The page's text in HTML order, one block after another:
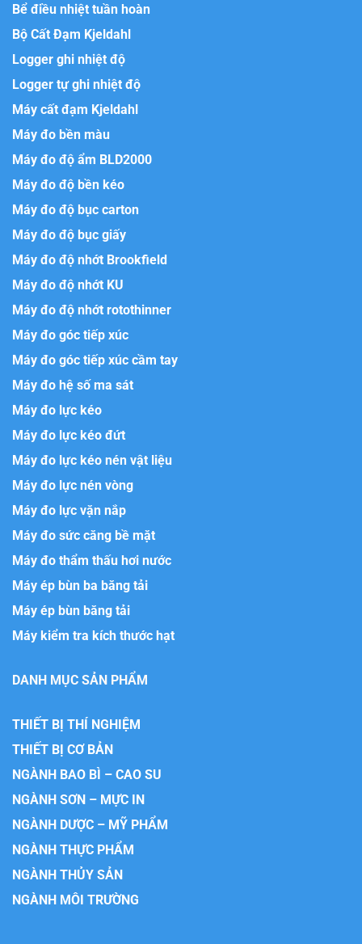
Bể điều nhiệt tuần hoàn
Bộ Cất Đạm Kjeldahl
Logger ghi nhiệt độ
Logger tự ghi nhiệt độ
Máy cất đạm Kjeldahl
Máy đo bền màu
Máy đo độ ẩm BLD2000
Máy đo độ bền kéo
Máy đo độ bục carton
Máy đo độ bục giấy
Máy đo độ nhớt Brookfield
Máy đo độ nhớt KU
Máy đo độ nhớt rotothinner
Máy đo góc tiếp xúc
Máy đo góc tiếp xúc cầm tay
Máy đo hệ số ma sát
Máy đo lực kéo
Máy đo lực kéo đứt
Máy đo lực kéo nén vật liệu
Máy đo lực nén vòng
Máy đo lực vặn nắp
Máy đo sức căng bề mặt
Máy đo thẩm thấu hơi nước
Máy ép bùn ba băng tải
Máy ép bùn băng tải
Máy kiểm tra kích thước hạt
DANH MỤC SẢN PHẨM
THIẾT BỊ THÍ NGHIỆM
THIẾT BỊ CƠ BẢN
NGÀNH BAO BÌ – CAO SU
NGÀNH SƠN – MỰC IN
NGÀNH DƯỢC – MỸ PHẨM
NGÀNH THỰC PHẨM
NGÀNH THỦY SẢN
NGÀNH MÔI TRƯỜNG